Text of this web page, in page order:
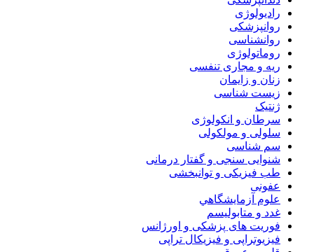
رادیولوژی
روانپزشکی
روانشناسی
روماتولوژی
ریه و مجاری تنفسی
زنان و زایمان
زیست شناسی
ژنتیک
سرطان و انکولوژی
سلولی و مولکولی
سم شناسی
شنوایی سنجی و گفتار درمانی
طب فیزیکی و توانبخشی
عفونی
علوم آزمايشگاهي
غدد و متابولیسم
فوریت های پزشکی و اورژانس
فیزیوتراپی و فیزیکال تراپی